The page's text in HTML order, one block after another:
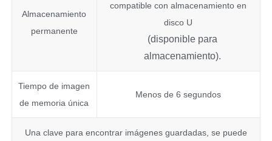
Almacenamiento
permanente
compatible con almacenamiento en
disco U
(disponible para
almacenamiento).
Tiempo de imagen
de memoria única
Menos de 6 segundos
Una clave para encontrar imágenes guardadas, se puede